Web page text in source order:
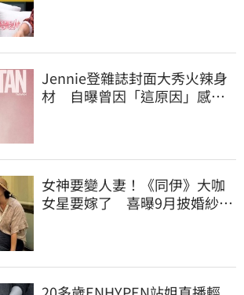
Jennie登雜誌封面大秀火辣身
材 自曝曾因「這原因」感到
女神要變人妻！《同伊》大咖
女星要嫁了 喜曝9月披婚紗嫁